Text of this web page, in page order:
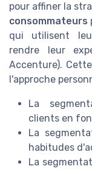
pour affiner la
consommateurs
qui utilisent
rendre leur
Accenture).
l'approche
La
clients en
La
habitudes
La